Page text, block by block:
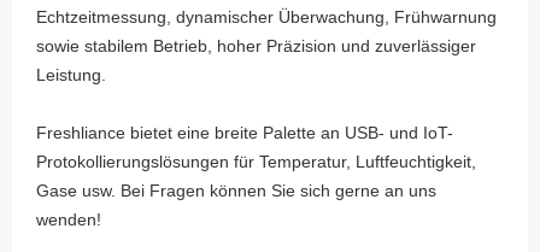
Echtzeitmessung, dynamischer Überwachung, Frühwarnung
sowie stabilem Betrieb, hoher Präzision und zuverlässiger
Leistung.
Freshliance bietet eine breite Palette an USB- und IoT-
Protokollierungslösungen für Temperatur, Luftfeuchtigkeit,
Gase usw. Bei Fragen können Sie sich gerne an uns
wenden!